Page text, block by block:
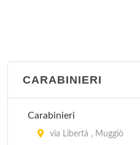
CARABINIERI
Carabinieri
via Libertà , Muggiò